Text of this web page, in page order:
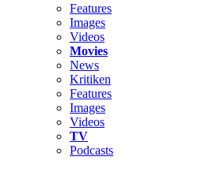
Features
Images
Videos
Movies
News
Kritiken
Features
Images
Videos
TV
Podcasts